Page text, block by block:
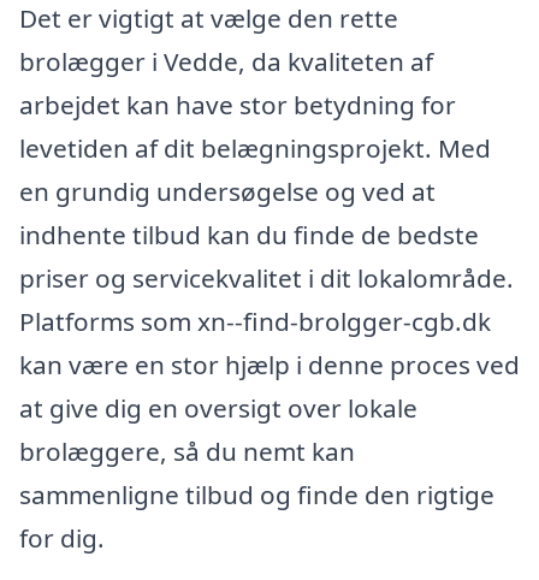
Det er vigtigt at vælge den rette
brolægger i Vedde, da kvaliteten af
arbejdet kan have stor betydning for
levetiden af dit belægningsprojekt. Med
en grundig undersøgelse og ved at
indhente tilbud kan du finde de bedste
priser og servicekvalitet i dit lokalområde.
Platforms som xn--find-brolgger-cgb.dk
kan være en stor hjælp i denne proces ved
at give dig en oversigt over lokale
brolæggere, så du nemt kan
sammenligne tilbud og finde den rigtige
for dig.